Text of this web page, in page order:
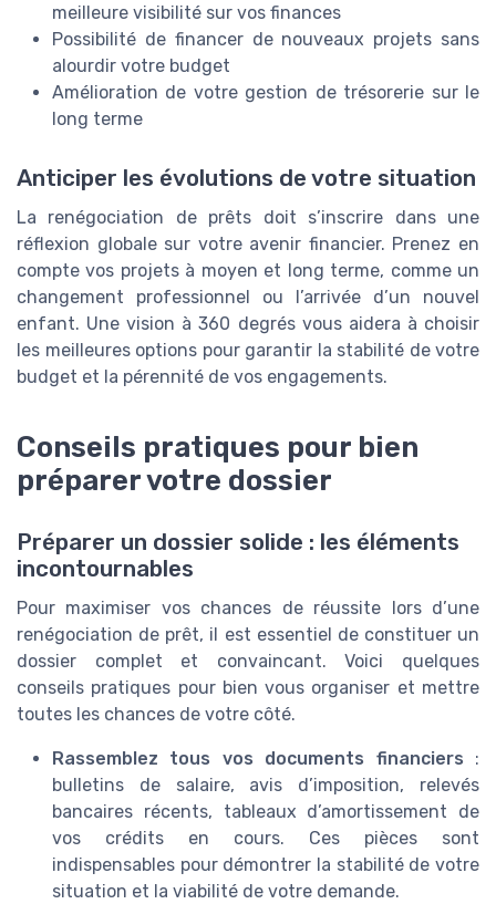
meilleure visibilité sur vos finances
Possibilité de financer de nouveaux projets sans
alourdir votre budget
Amélioration de votre gestion de trésorerie sur le
long terme
Anticiper les évolutions de votre situation
La renégociation de prêts doit s’inscrire dans une
réflexion globale sur votre avenir financier. Prenez en
compte vos projets à moyen et long terme, comme un
changement professionnel ou l’arrivée d’un nouvel
enfant. Une vision à 360 degrés vous aidera à choisir
les meilleures options pour garantir la stabilité de votre
budget et la pérennité de vos engagements.
Conseils pratiques pour bien
préparer votre dossier
Préparer un dossier solide : les éléments
incontournables
Pour maximiser vos chances de réussite lors d’une
renégociation de prêt, il est essentiel de constituer un
dossier complet et convaincant. Voici quelques
conseils pratiques pour bien vous organiser et mettre
toutes les chances de votre côté.
Rassemblez tous vos documents financiers :
bulletins de salaire, avis d’imposition, relevés
bancaires récents, tableaux d’amortissement de
vos crédits en cours. Ces pièces sont
indispensables pour démontrer la stabilité de votre
situation et la viabilité de votre demande.